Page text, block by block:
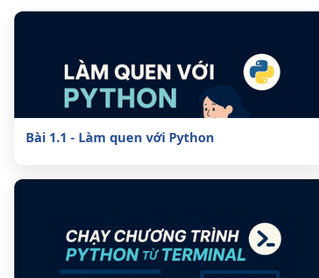
Bài 1.1 - Làm quen với Python